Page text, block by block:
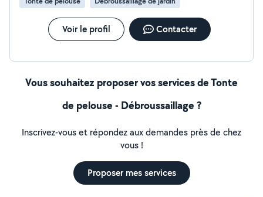
Voir le profil Contacter
Vous souhaitez proposer vos services de Tonte
de pelouse - Débroussaillage ?
Inscrivez-vous et répondez aux demandes près de chez
vous !
Proposer mes services